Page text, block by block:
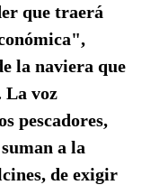
que traerá
la naviera que
La voz
pescadores,
a la
de exigir